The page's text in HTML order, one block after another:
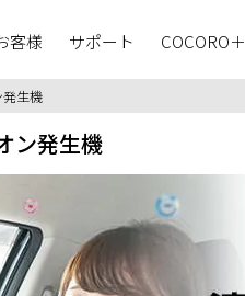
客様 サポート COCORO＋
生機
ン発生機